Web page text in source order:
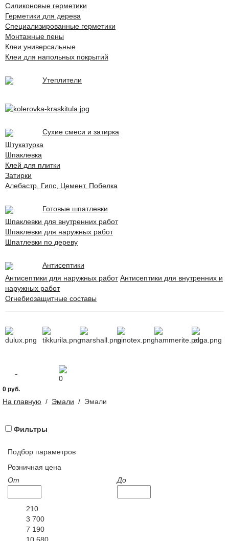
Силиконовые герметики
Герметики для дерева
Специализированные герметики
Монтажные пены
Клеи универсальные
Клеи для напольных покрытий
Утеплители
Сухие смеси и затирка
Штукатурка
Шпаклевка
Клей для плитки
Затирки
Алебастр, Гипс, Цемент, Побелка
Готовые шпатлевки
Шпаклевки для внутренних работ
Шпаклевки для наружных работ
Шпатлевки по дереву
Антисептики
Антисептики для наружных работ Антисептики для внутренних и
наружных работ
Огнебиозащитные составы
0
0 руб.
На главную / Эмали / Эмали
Фильтры
Подбор параметров
Розничная цена
От
До
210
3 700
7 190